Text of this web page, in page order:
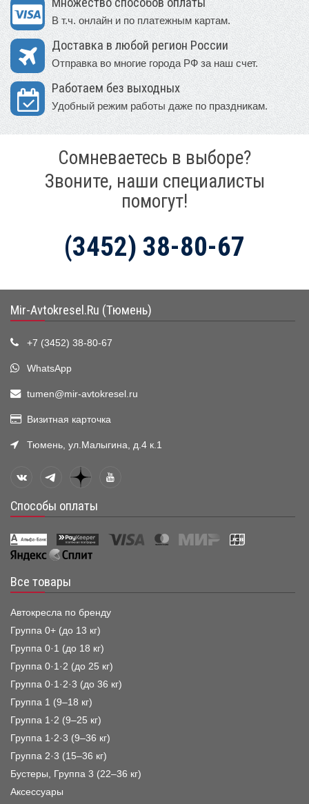
В т.ч. онлайн и по платежным картам.
Доставка в любой регион России
Отправка во многие города РФ за наш счет.
Работаем без выходных
Удобный режим работы даже по праздникам.
Сомневаетесь в выборе?
Звоните, наши специалисты
помогут!
(3452) 38-80-67
Mir-Avtokresel.Ru (Тюмень)
+7 (3452) 38-80-67
WhatsApp
tumen@mir-avtokresel.ru
Визитная карточка
Тюмень, ул.Малыгина, д.4 к.1
Способы оплаты
Все товары
Автокресла по бренду
Группа 0+ (до 13 кг)
Группа 0·1 (до 18 кг)
Группа 0·1·2 (до 25 кг)
Группа 0·1·2·3 (до 36 кг)
Группа 1 (9–18 кг)
Группа 1·2 (9–25 кг)
Группа 1·2·3 (9–36 кг)
Группа 2·3 (15–36 кг)
Бустеры, Группа 3 (22–36 кг)
Аксессуары